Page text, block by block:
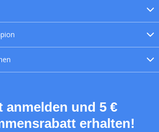
anmelden und 5 €
erhalten!